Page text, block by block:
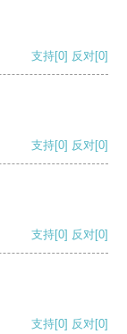
支持[0] 反对[0]
支持[0] 反对[0]
支持[0] 反对[0]
支持[0] 反对[0]